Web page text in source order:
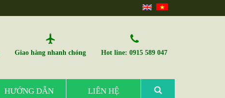
Giao hàng nhanh chóng Hot line: 0915 589 047
HƯỚNG DẪN LIÊN HỆ